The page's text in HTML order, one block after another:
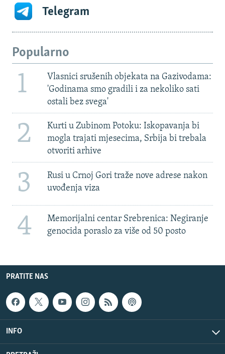
Telegram
Popularno
1
Vlasnici srušenih objekata na Gazivodama:
'Godinama smo gradili i za nekoliko sati
ostali bez svega'
2
Kurti u Zubinom Potoku: Iskopavanja bi
mogla trajati mjesecima, Srbija bi trebala
otvoriti arhive
3
Rusi u Crnoj Gori traže nove adrese nakon
uvođenja viza
4
Memorijalni centar Srebrenica: Negiranje
genocida poraslo za više od 50 posto
PRATITE NAS
INFO